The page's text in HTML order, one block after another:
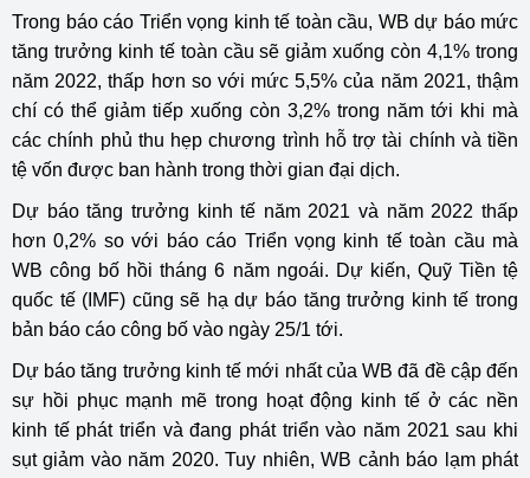
Trong báo cáo Triển vọng kinh tế toàn cầu, WB dự báo mức
tăng trưởng kinh tế toàn cầu sẽ giảm xuống còn 4,1% trong
năm 2022, thấp hơn so với mức 5,5% của năm 2021, thậm
chí có thể giảm tiếp xuống còn 3,2% trong năm tới khi mà
các chính phủ thu hẹp chương trình hỗ trợ tài chính và tiền
tệ vốn được ban hành trong thời gian đại dịch.
Dự báo tăng trưởng kinh tế năm 2021 và năm 2022 thấp
hơn 0,2% so với báo cáo Triển vọng kinh tế toàn cầu mà
WB công bố hồi tháng 6 năm ngoái. Dự kiến, Quỹ Tiền tệ
quốc tế (IMF) cũng sẽ hạ dự báo tăng trưởng kinh tế trong
bản báo cáo công bố vào ngày 25/1 tới.
Dự báo tăng trưởng kinh tế mới nhất của WB đã đề cập đến
sự hồi phục mạnh mẽ trong hoạt động kinh tế ở các nền
kinh tế phát triển và đang phát triển vào năm 2021 sau khi
sụt giảm vào năm 2020. Tuy nhiên, WB cảnh báo lạm phát